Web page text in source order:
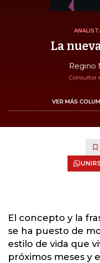
La
Regino
Consultor
VER MÁS
El concepto y la
se ha puesto de
estilo de vida que
próximos meses y